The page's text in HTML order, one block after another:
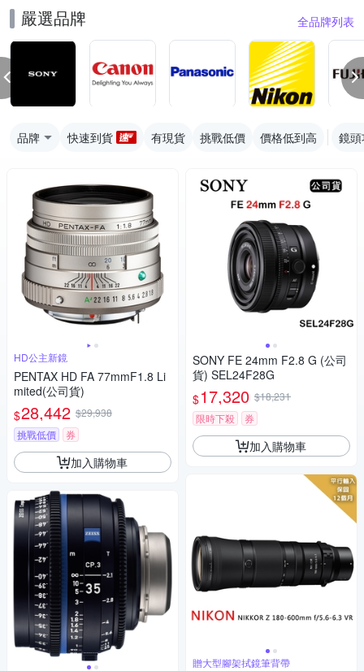
嚴選品牌 全品牌列表
品牌 快速到貨 有現貨 挑戰低價 價格低到高 鏡
HD公主新鏡
PENTAX HD FA 77mmF1.8 Li
mited(公司貨)
$28,442 $29,938
挑戰低價
券
加入購物車
SONY FE 24mm F2.8 G (公司
貨) SEL24F28G
$17,320 $18,231
限時下殺
券
加入購物車
贈大型腳架拭鏡筆背帶